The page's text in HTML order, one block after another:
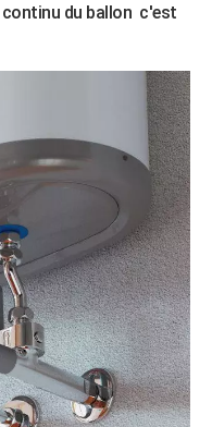
continu du ballon c'est